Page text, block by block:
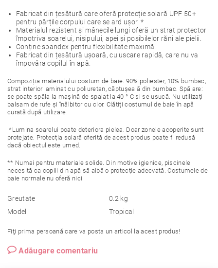
Fabricat din țesătură care oferă protecție solară UPF 50+
pentru părțile corpului care se ard ușor. *
Materialul rezistent și mânecile lungi oferă un strat protector
împotriva soarelui, nisipului, apei și posibilelor răni ale pielii.
Conține spandex pentru flexibilitate maximă.
Fabricat din țesătură ușoară, cu uscare rapidă, care nu va
împovăra copilul în apă.
Compoziția materialului costum de baie: 90% poliester, 10% bumbac,
strat interior laminat cu poliuretan, căptușeală din bumbac. Spălare:
se poate spăla la mașină de spalat la 40 ° C și se usucă. Nu utilizați
balsam de rufe și înălbitor cu clor. Clătiți costumul de baie în apă
curată după utilizare.
*Lumina soarelui poate deteriora pielea. Doar zonele acoperite sunt
protejate. Protecția solară oferită de acest produs poate fi redusă
dacă obiectul este umed.
** Numai pentru materiale solide. Din motive igienice, piscinele
necesită ca copiii din apă să aibă o protecție adecvată. Costumele de
baie normale nu oferă nici
Greutate
0.2 kg
Model
Tropical
Fiţi prima persoană care va posta un articol la acest produs!
Adăugare comentariu